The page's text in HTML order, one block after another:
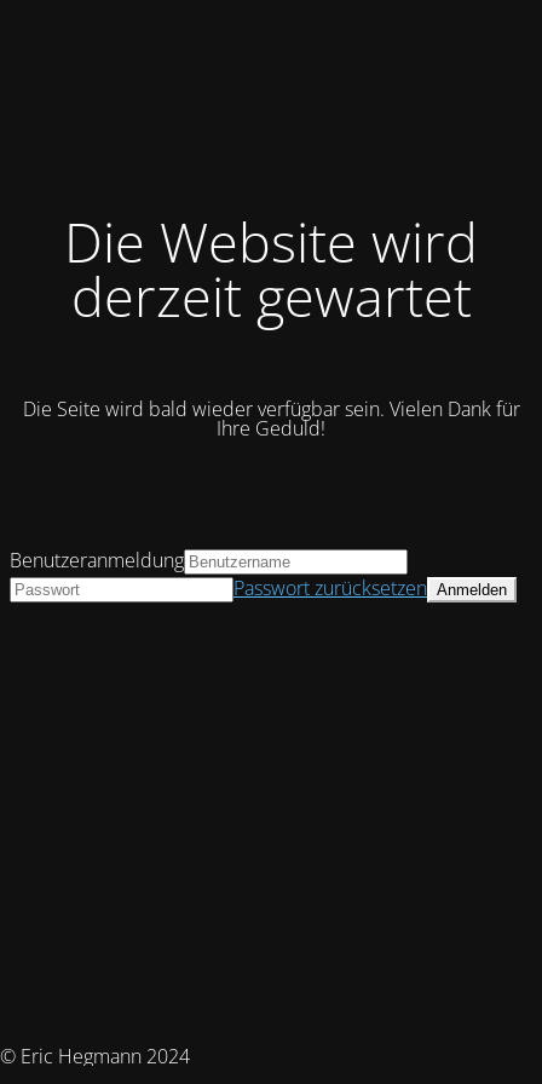
Die Website wird
derzeit gewartet
Die Seite wird bald wieder verfügbar sein. Vielen Dank für
Ihre Geduld!
© Eric Hegmann 2024
Benutzeranmeldung
Passwort zurücksetzen